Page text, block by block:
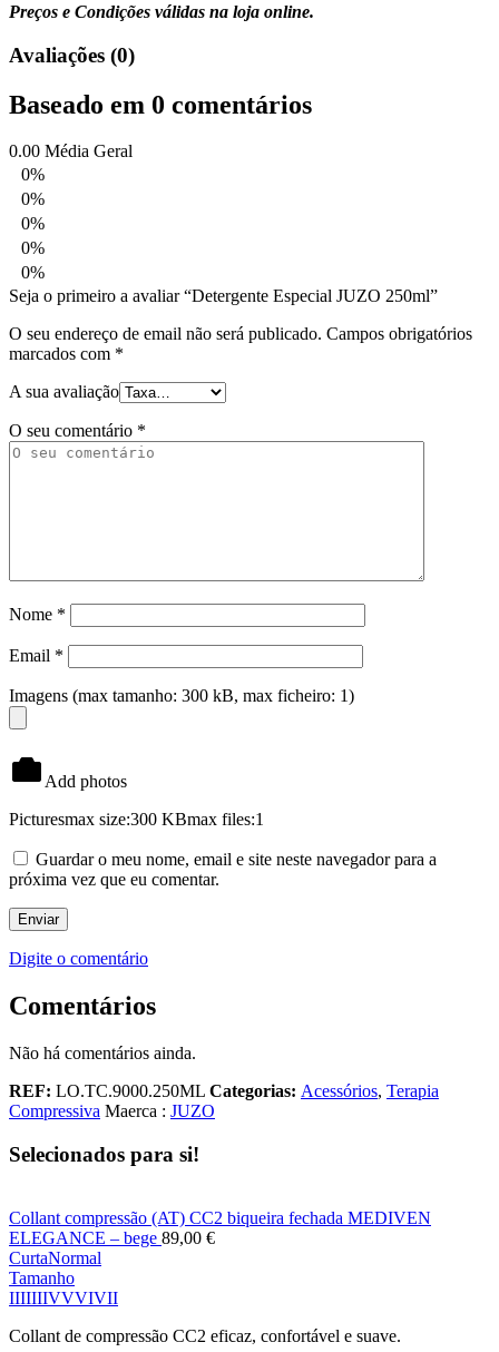
Preços e Condições válidas na loja online.
Avaliações (0)
Baseado em 0 comentários
0.00 Média Geral
0%
0%
0%
0%
0%
Seja o primeiro a avaliar “Detergente Especial JUZO 250ml”
O seu endereço de email não será publicado. Campos obrigatórios
marcados com *
A sua avaliação
O seu comentário *
Nome *
Email *
Imagens (max tamanho: 300 kB, max ficheiro: 1)
Add photos
Picturesmax size:300 KBmax files:1
Guardar o meu nome, email e site neste navegador para a
próxima vez que eu comentar.
Digite o comentário
Comentários
Não há comentários ainda.
REF: LO.TC.9000.250ML Categorias: Acessórios, Terapia
Compressiva Maerca : JUZO
Selecionados para si!
Collant compressão (AT) CC2 biqueira fechada MEDIVEN
ELEGANCE – bege 89,00 €
CurtaNormal
Tamanho
IIIIIIIVVVIVII
Collant de compressão CC2 eficaz, confortável e suave.